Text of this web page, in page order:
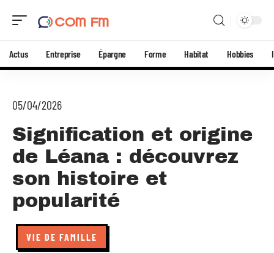
Actus Entreprise Épargne Forme Habitat Hobbies
05/04/2026
Signification et origine
de Léana : découvrez
son histoire et
popularité
VIE DE FAMILLE